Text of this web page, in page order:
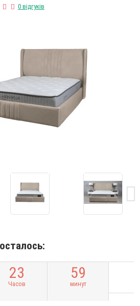
0 відгуків
23
Часов
59
минут